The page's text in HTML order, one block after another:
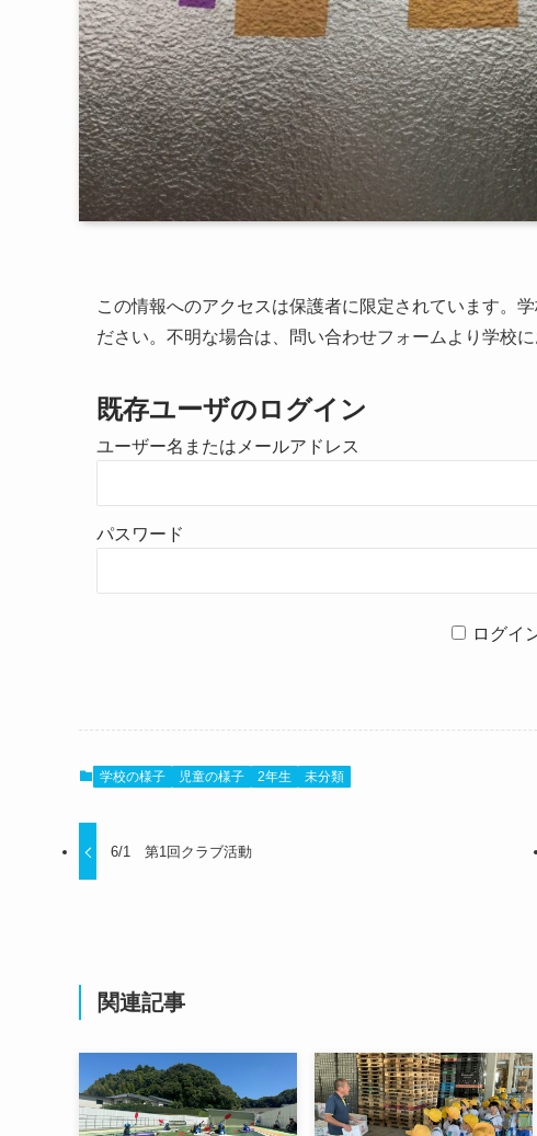
この情報へのアクセスは保護者に限定されています。
ださい。不明な場合は、問い合わせフォームより学校
既存ユーザのログイン
ユーザー名またはメールアドレス
パスワード
ログイ
学校の様子 児童の様子 2年生 未分類
6/1 第1回クラブ活動
関連記事